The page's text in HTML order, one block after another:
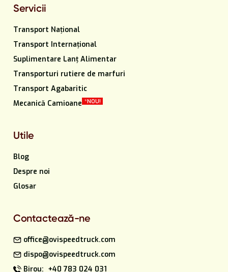
Servicii
Transport Național
Transport Internațional
Suplimentare Lanț Alimentar
Transporturi rutiere de marfuri
Transport Agabaritic
Mecanică Camioane *NOU!
Utile
Blog
Despre noi
Glosar
Contactează-ne
office@ovispeedtruck.com
dispo@ovispeedtruck.com
Birou: +40 783 024 031